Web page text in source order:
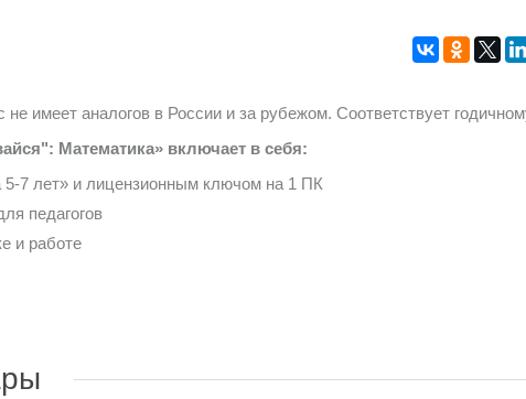
имеет аналогов в России и за рубежом. Соответствует
Математика» включает в себя:
7 лет» и лицензионным ключом на 1 ПК
педагогов
и работе